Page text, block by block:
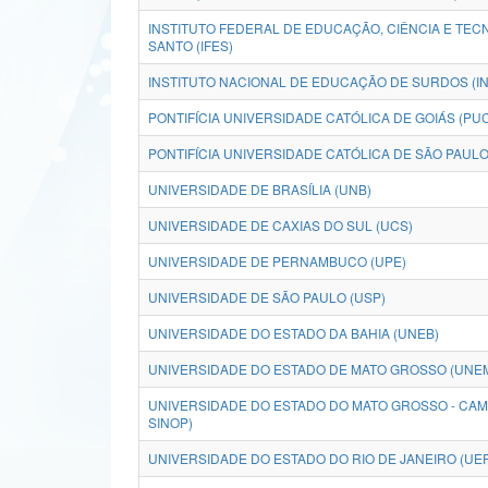
INSTITUTO FEDERAL DE EDUCAÇÃO, CIÊNCIA E
SANTO (IFES)
INSTITUTO NACIONAL DE EDUCAÇÃO DE SURDOS
PONTIFÍCIA UNIVERSIDADE CATÓLICA DE GOIÁS
PONTIFÍCIA UNIVERSIDADE CATÓLICA DE SÃO
UNIVERSIDADE DE BRASÍLIA (UNB)
UNIVERSIDADE DE CAXIAS DO SUL (UCS)
UNIVERSIDADE DE PERNAMBUCO (UPE)
UNIVERSIDADE DE SÃO PAULO (USP)
UNIVERSIDADE DO ESTADO DA BAHIA (UNEB)
UNIVERSIDADE DO ESTADO DE MATO GROSSO
UNIVERSIDADE DO ESTADO DO MATO GROSSO -
SINOP)
UNIVERSIDADE DO ESTADO DO RIO DE JANEIRO